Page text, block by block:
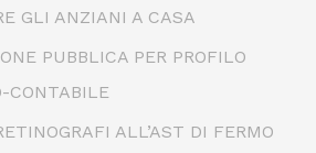
GLI ANZIANI A CASA
PUBBLICA PER PROFILO
CONTABILE
ALL’AST DI FERMO